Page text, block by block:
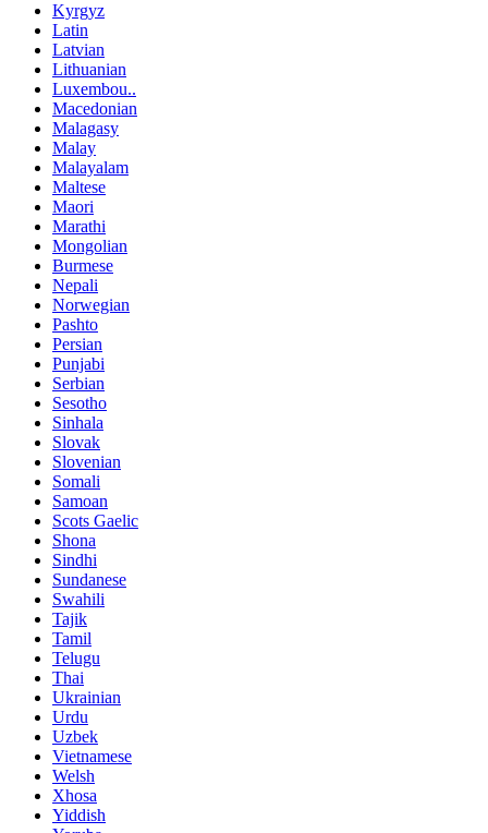
Kyrgyz
Latin
Latvian
Lithuanian
Luxembou..
Macedonian
Malagasy
Malay
Malayalam
Maltese
Maori
Marathi
Mongolian
Burmese
Nepali
Norwegian
Pashto
Persian
Punjabi
Serbian
Sesotho
Sinhala
Slovak
Slovenian
Somali
Samoan
Scots Gaelic
Shona
Sindhi
Sundanese
Swahili
Tajik
Tamil
Telugu
Thai
Ukrainian
Urdu
Uzbek
Vietnamese
Welsh
Xhosa
Yiddish